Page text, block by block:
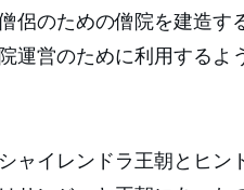
侶のための僧院を建造
運営のために利用する
ャイレンドラ王朝とヒ